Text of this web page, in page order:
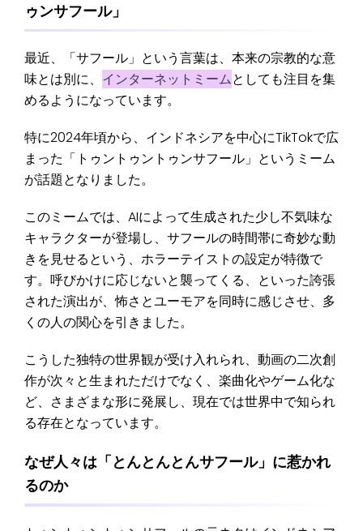
ゥンサフール」
最近、「サフール」という言葉は、本来の宗教的な意
味とは別に、 インターネットミームとしても注目を集
めるようになっています。
特に2024年頃から、インドネシアを中心にTikTokで広
まった「トゥントゥントゥンサフール」というミーム
が話題となりました。
このミームでは、AIによって生成された少し不気味な
キャラクターが登場し、サフールの時間帯に奇妙な動
きを見せるという、ホラーテイストの設定が特徴で
す。呼びかけに応じないと襲ってくる、といった誇張
された演出が、怖さとユーモアを同時に感じさせ、多
くの人の関心を引きました。
こうした独特の世界観が受け入れられ、動画の二次創
作が次々と生まれただけでなく、楽曲化やゲーム化な
ど、さまざまな形に発展し、現在では世界中で知られ
る存在となっています。
なぜ人々は「とんとんとんサフール」に惹かれ
るのか